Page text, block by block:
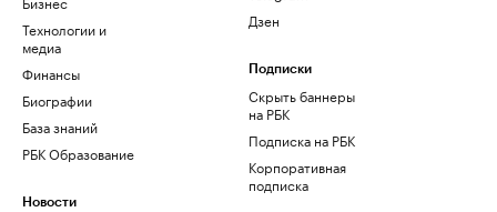
Технологии и
медиа
Финансы
Биографии
База знаний
РБК Образование
Новости
Дзен
Подписки
Скрыть баннеры
на РБК
Подписка на РБК
Корпоративная
подписка